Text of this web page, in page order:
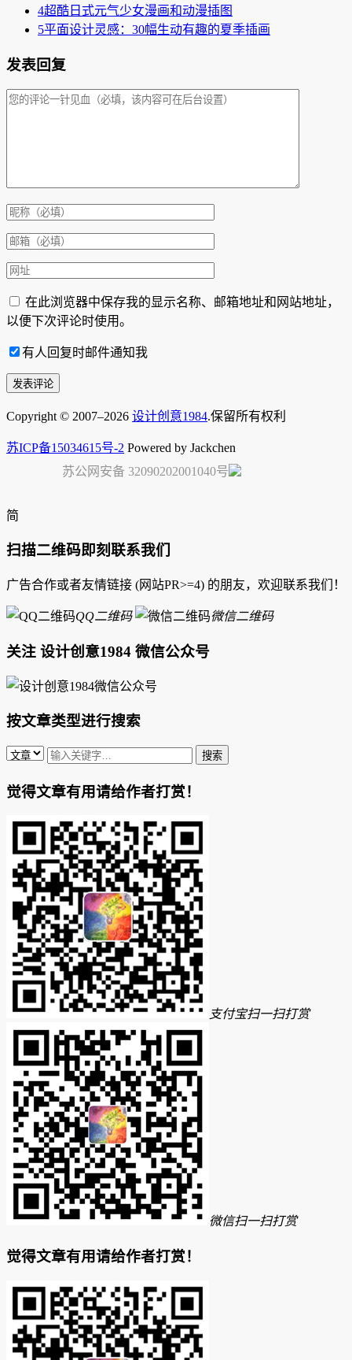
4超酷日式元气少女漫画和动漫插图
5平面设计灵感：30幅生动有趣的夏季插画
发表回复
在此浏览器中保存我的显示名称、邮箱地址和网站地址，
以便下次评论时使用。
有人回复时邮件通知我
Copyright © 2007–2026 设计创意1984.保留所有权利
苏ICP备15034615号-2 Powered by Jackchen
苏公网安备 32090202001040号
简
扫描二维码即刻联系我们
广告合作或者友情链接 (网站PR>=4) 的朋友，欢迎联系我们！
QQ二维码 微信二维码
关注 设计创意1984 微信公众号
按文章类型进行搜索
觉得文章有用请给作者打赏！
支付宝扫一扫打赏
微信扫一扫打赏
觉得文章有用请给作者打赏！